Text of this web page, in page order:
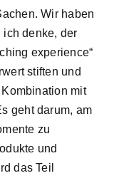
Wir haben
denke, der
experience“
stiften und
mit
geht darum, am
zu
und
das Teil